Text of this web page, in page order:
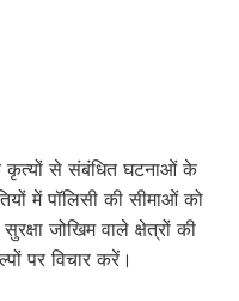
कृत्यों से संबंधित घटनाओं के
में पॉलिसी की सीमाओं को
जोखिम वाले क्षेत्रों की
पर विचार करें।